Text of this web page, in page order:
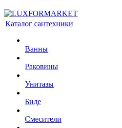
Каталог сантехники
Ванны
Раковины
Унитазы
Биде
Смесители